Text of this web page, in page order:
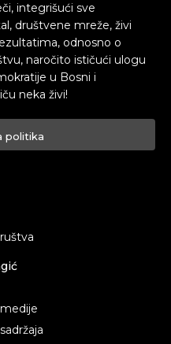
integrišući sve
društvene mreže, živi
odnosno o
naročito ističući ulogu
u Bosni i
neka živi!
politika